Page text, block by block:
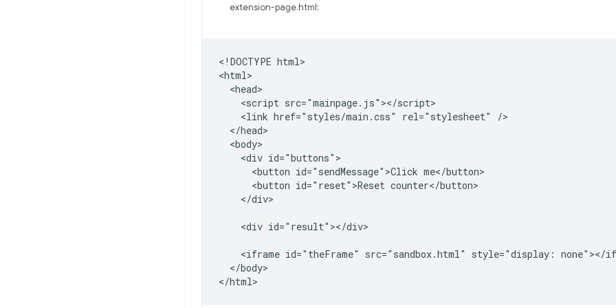
extension-page.html:
<!DOCTYPE html>
<html>
  <head>
    <script src="mainpage.js"></script>
    <link href="styles/main.css" rel="stylesheet" />
  </head>
  <body>
    <div id="buttons">
      <button id="sendMessage">Click me</button>
      <button id="reset">Reset counter</button>
    </div>
    <div id="result"></div>
<iframe id="theFrame" src="sandbox.html" style="display: none"></
  </body>